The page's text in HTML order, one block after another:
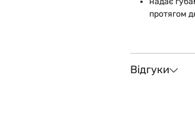
протягом
Відгуки